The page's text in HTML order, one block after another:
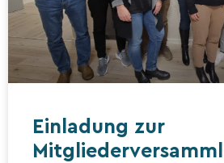
Einladung zur